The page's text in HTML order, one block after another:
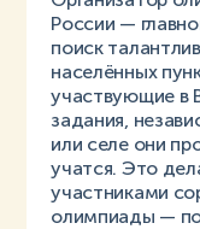
России —
поиск
населённых
участвующие в
задания,
или селе они
учатся. Это
участниками
олимпиады —